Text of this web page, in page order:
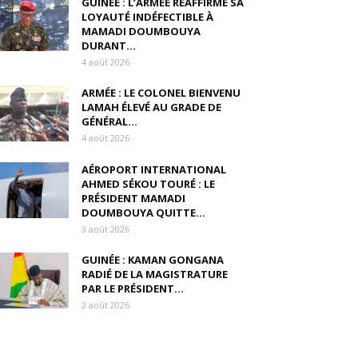
LOYAUTÉ INDÉFECTIBLE À
MAMADI DOUMBOUYA
DURANT...
4 août 2026
ARMÉE : LE COLONEL BIENVENU
LAMAH ÉLEVÉ AU GRADE DE
GÉNÉRAL...
4 août 2026
AÉROPORT INTERNATIONAL
AHMED SÉKOU TOURÉ : LE
PRÉSIDENT MAMADI
DOUMBOUYA QUITTE...
3 août 2026
GUINÉE : KAMAN GONGANA
RADIÉ DE LA MAGISTRATURE
PAR LE PRÉSIDENT...
2 août 2026